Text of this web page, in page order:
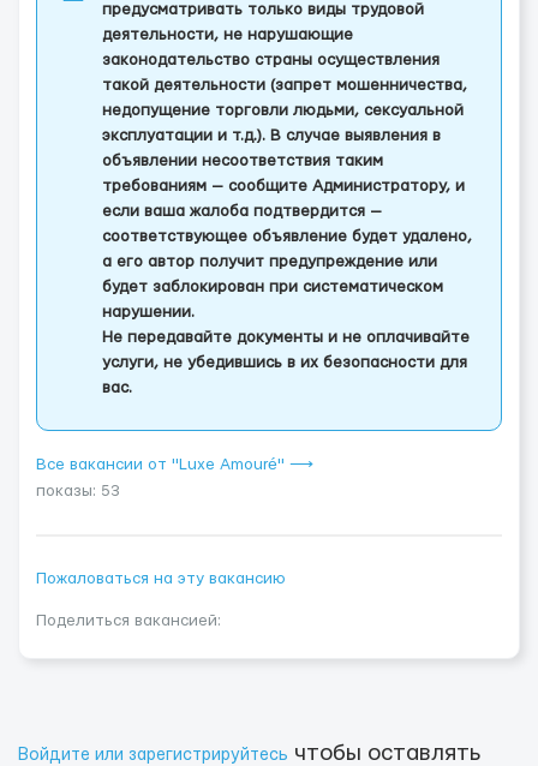
предусматривать только виды трудовой
деятельности, не нарушающие
законодательство страны осуществления
такой деятельности (запрет мошенничества,
недопущение торговли людьми, сексуальной
эксплуатации и т.д.). В случае выявления в
объявлении несоответствия таким
требованиям — сообщите Администратору, и
если ваша жалоба подтвердится —
соответствующее объявление будет удалено,
а его автор получит предупреждение или
будет заблокирован при систематическом
нарушении.
Не передавайте документы и не оплачивайте
услуги, не убедившись в их безопасности для
вас.
Все вакансии от "Luxe Amouré" ⟶
показы: 53
Пожаловаться на эту вакансию
Поделиться вакансией:
Войдите или зарегистрируйтесь чтобы оставлять